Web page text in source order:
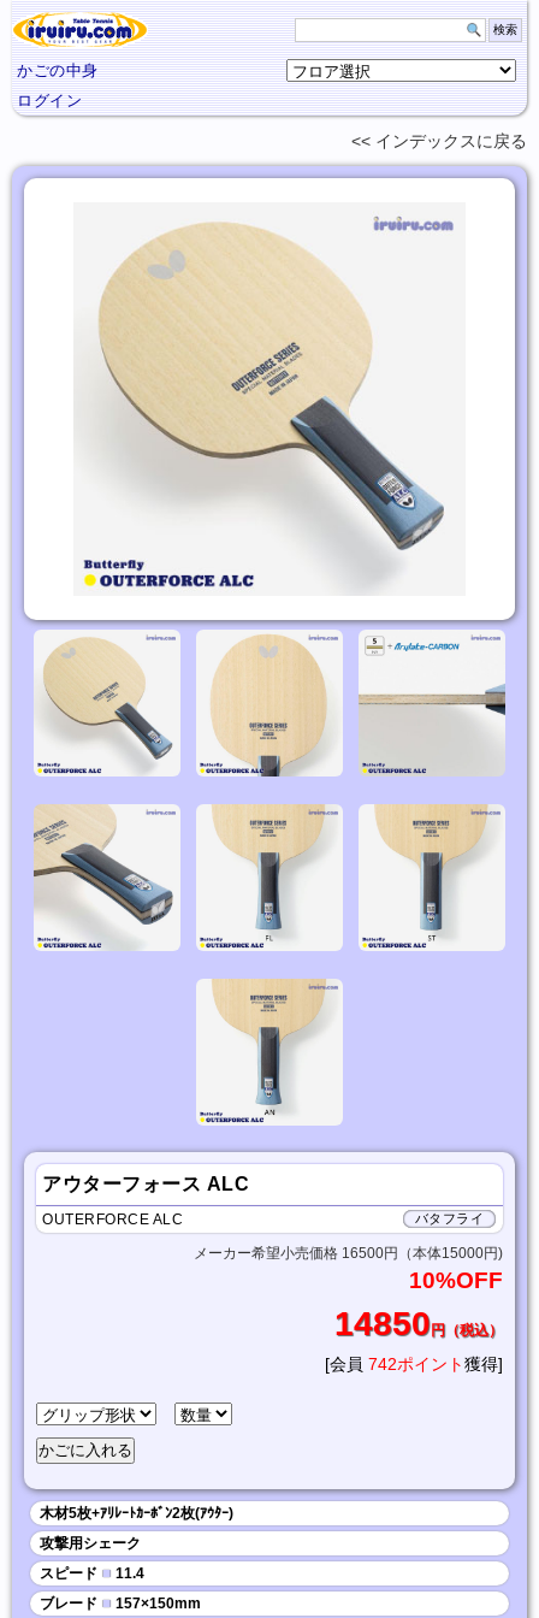
かごの中身
ログイン
インデックスに 戻る
アウターフォース ALC
バタフライ
OUTERFORCE ALC
メーカー希望小売価格 16500円（本体15000円)
10%OFF
14850円（税込）
[会員 742ポイント獲得]
木材5枚+ｱﾘﾚｰﾄｶｰﾎﾞﾝ2枚(ｱｳﾀｰ)
攻撃用シェーク
スピード ■ 11.4
ブレード ■ 157×150mm